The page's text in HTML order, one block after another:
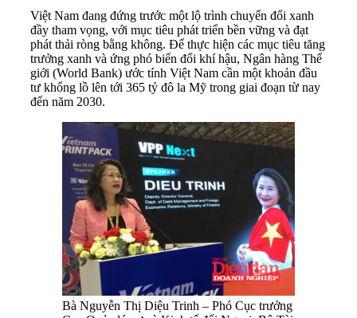
Việt Nam đang đứng trước một lộ trình chuyển đổi xanh
đầy tham vọng, với mục tiêu phát triển bền vững và đạt
phát thải ròng bằng không. Để thực hiện các mục tiêu tăng
trưởng xanh và ứng phó biến đổi khí hậu, Ngân hàng Thế
giới (World Bank) ước tính Việt Nam cần một khoản đầu
tư khổng lồ lên tới 365 tỷ đô la Mỹ trong giai đoạn từ nay
đến năm 2030.
Bà Nguyễn Thị Diệu Trinh – Phó Cục trưởng